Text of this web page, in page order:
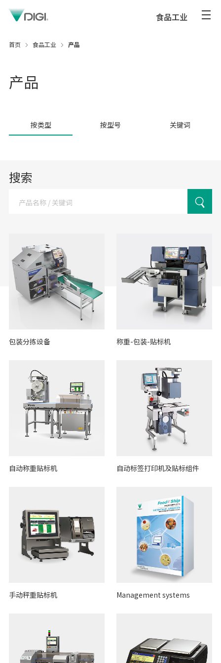
食品工业
首页 食品工业 产品
产品
按类型 按型号 关键词
搜索
包装分拣设备 称重-包装-贴标机
自动称重贴标机 自动标签打印机及贴标组件
手动秤重贴标机 Management systems